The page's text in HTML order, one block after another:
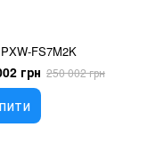
FS7M2K
грн 250 002 грн